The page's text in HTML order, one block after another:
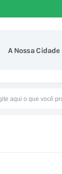
A Nossa Cidade